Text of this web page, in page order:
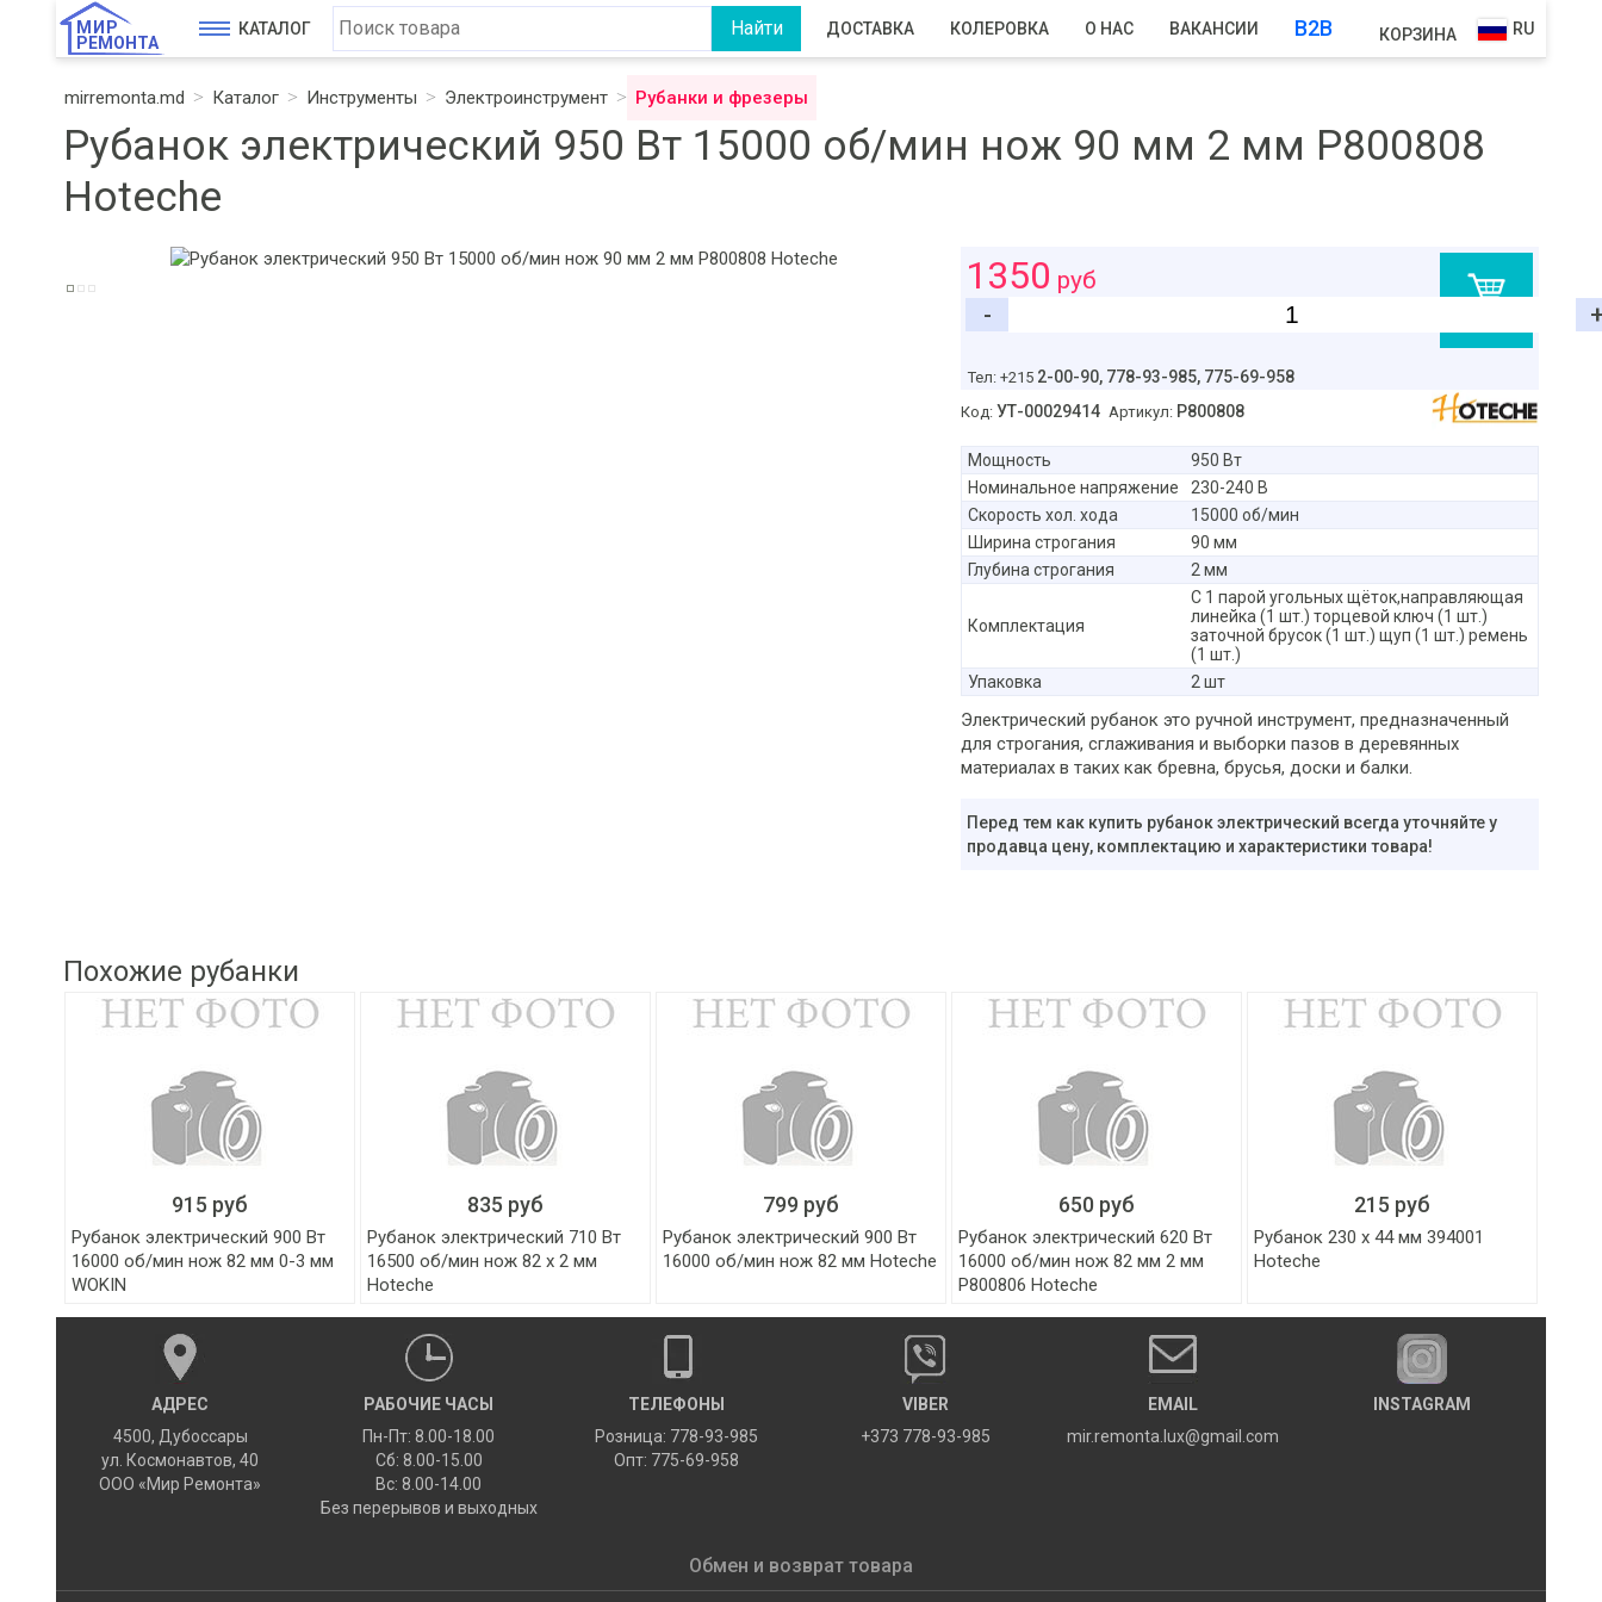
МИР
РЕМОНТА
КАТАЛОГ ДОСТАВКА КОЛЕРОВКА О НАС ВАКАНСИИ B2B КОРЗИНА RU
mirremonta.md Каталог Инструменты Электроинструмент Рубанки и фрезеры
Рубанок электрический 950 Вт 15000 об/мин нож 90 мм 2 мм P800808
Hoteche
1350 руб
-
Тел: +215 2-00-90, 778-93-985, 775-69-958
Код: УТ-00029414 Артикул: P800808
Мощность
950 Вт
Номинальное напряжение
230-240 В
Скорость хол. хода
15000 об/мин
Ширина строгания
90 мм
Глубина строгания
2 мм
Комплектация
С 1 парой угольных щёток,направляющая
линейка (1 шт.) торцевой ключ (1 шт.)
заточной брусок (1 шт.) щуп (1 шт.) ремень
(1 шт.)
Упаковка
2 шт
Электрический рубанок это ручной инструмент, предназначенный
для строгания, сглаживания и выборки пазов в деревянных
материалах в таких как бревна, брусья, доски и балки.
Перед тем как купить рубанок электрический всегда уточняйте у
продавца цену, комплектацию и характеристики товара!
Похожие рубанки
915 руб
Рубанок электрический 900 Вт
16000 об/мин нож 82 мм 0-3 мм
WOKIN
835 руб
Рубанок электрический 710 Вт
16500 об/мин нож 82 х 2 мм
Hoteche
799 руб
Рубанок электрический 900 Вт
16000 об/мин нож 82 мм Hoteche
650 руб
Рубанок электрический 620 Вт
16000 об/мин нож 82 мм 2 мм
P800806 Hoteche
215 руб
Рубанок 230 х 44 мм 394001
Hoteche
АДРЕС
4500, Дубоссары
ул. Космонавтов, 40
ООО «Мир Ремонта»
РАБОЧИЕ ЧАСЫ
Пн-Пт: 8.00-18.00
Сб: 8.00-15.00
Вс: 8.00-14.00
Без перерывов и выходных
ТЕЛЕФОНЫ
Розница: 778-93-985
Опт: 775-69-958
VIBER
+373 778-93-985
EMAIL
mir.remonta.lux@gmail.com
INSTAGRAM
Обмен и возврат товара